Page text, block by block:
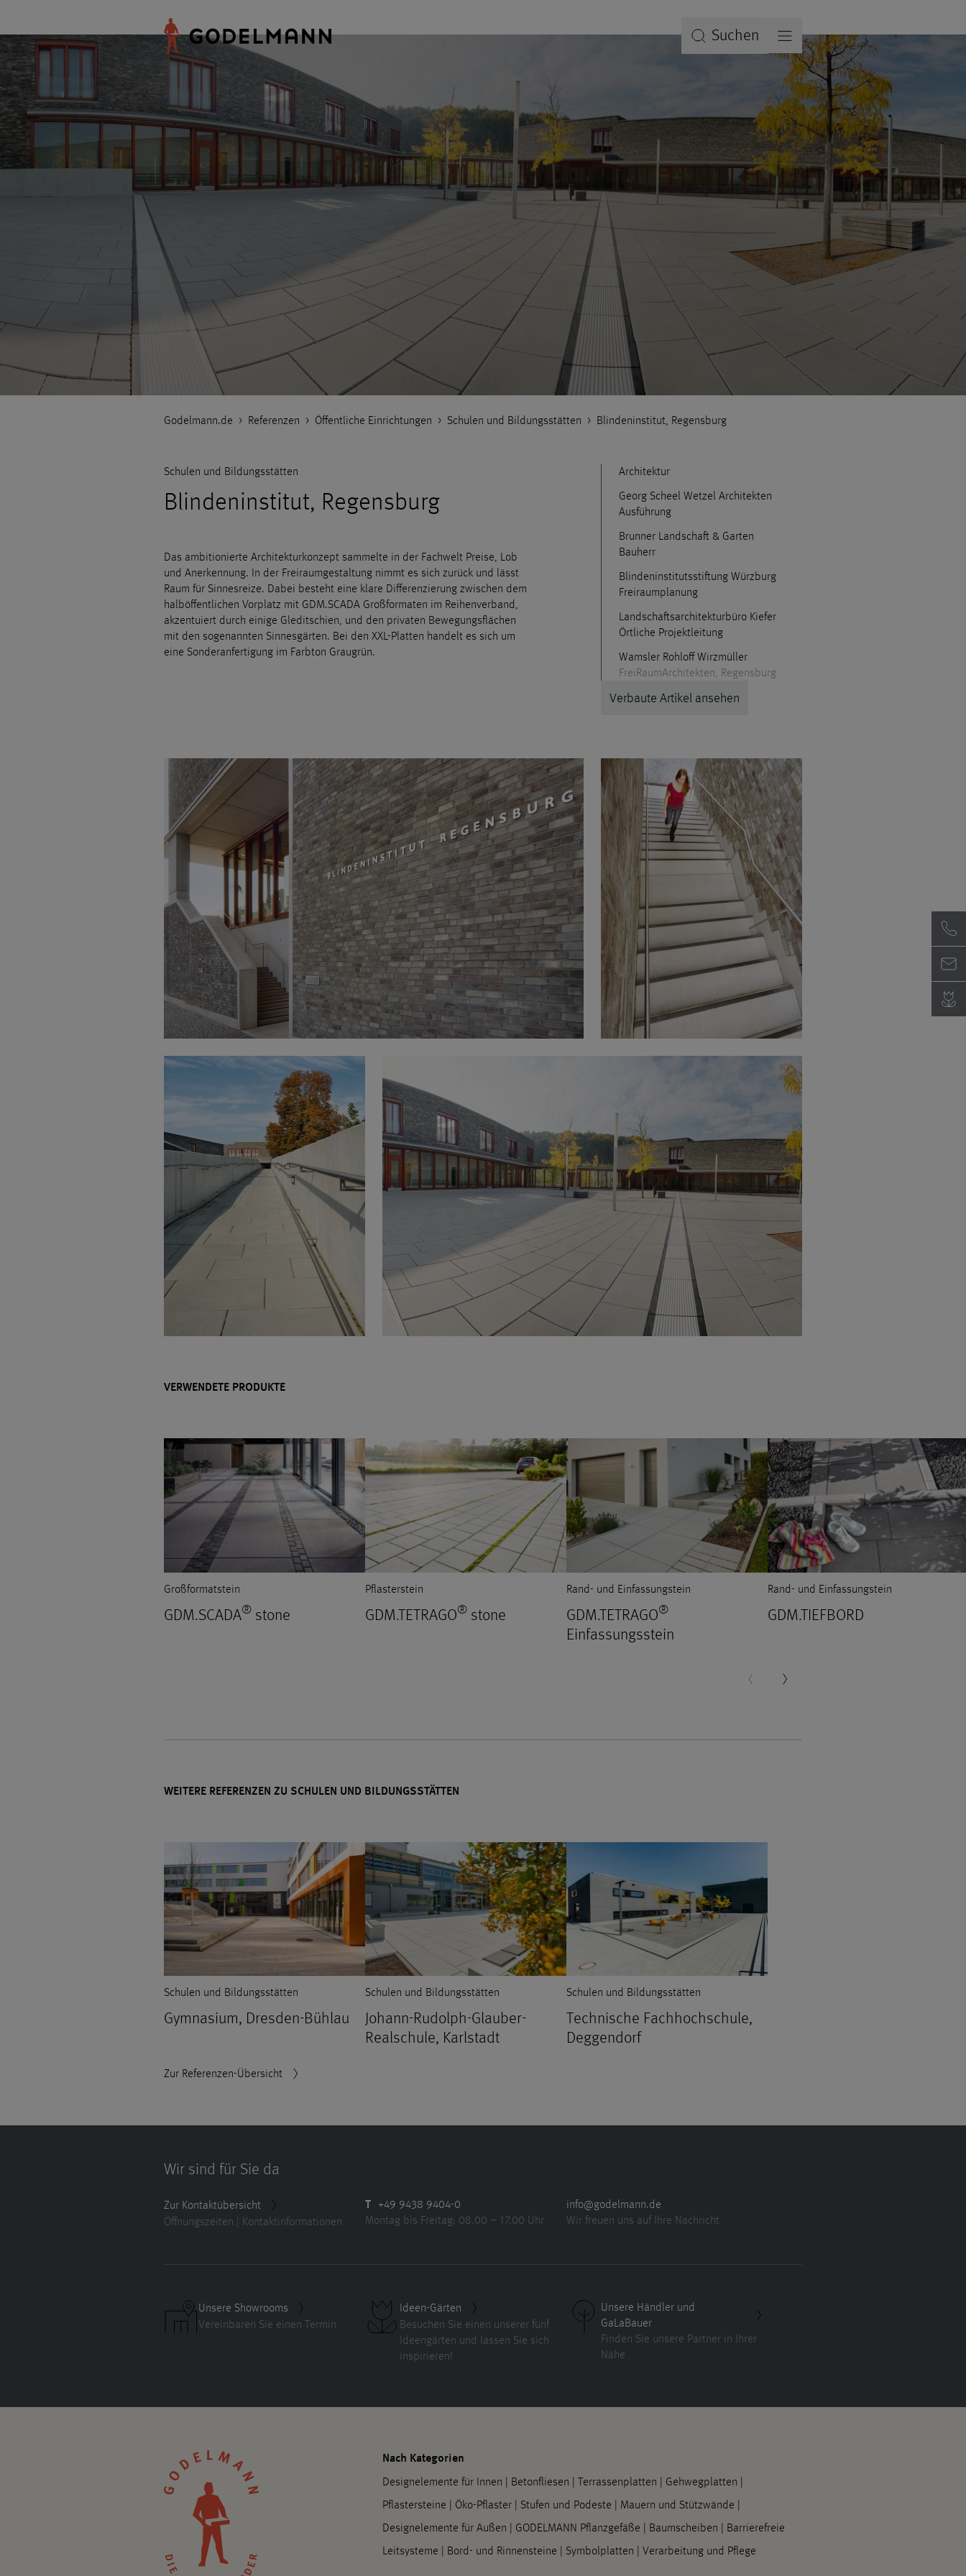
Suchen
Godelmann.de > Referenzen > Öffentliche Einrichtungen > Schulen und Bildungsstätten > Blindeninstitut, Regensburg
Schulen und Bildungsstätten
Blindeninstitut, Regensburg
Das ambitionierte Architekturkonzept sammelte in der Fachwelt Preise, Lob
und Anerkennung. In der Freiraumgestaltung nimmt es sich zurück und lässt
Raum für Sinnesreize. Dabei besteht eine klare Differenzierung zwischen dem
halböffentlichen Vorplatz mit GDM.SCADA Großformaten im Reihenverband,
akzentuiert durch einige Gleditschien, und den privaten Bewegungsflächen
mit den sogenannten Sinnesgärten. Bei den XXL-Platten handelt es sich um
eine Sonderanfertigung im Farbton Graugrün.
Architektur
Georg Scheel Wetzel Architekten
Ausführung
Brunner Landschaft & Garten
Bauherr
Blindeninstitutsstiftung Würzburg
Freiraumplanung
Landschaftsarchitekturbüro Kiefer
Örtliche Projektleitung
Wamsler Rohloff Wirzmüller
FreiRaumArchitekten, Regensburg
Verbaute Artikel ansehen
VERWENDETE PRODUKTE
Großformatstein
GDM.SCADA® stone
Pflasterstein
GDM.TETRAGO® stone
Rand- und Einfassungstein
GDM.TETRAGO®
Einfassungsstein
Rand- und Einfassungstein
GDM.TIEFBORD
WEITERE REFERENZEN ZU SCHULEN UND BILDUNGSSTÄTTEN
Schulen und Bildungsstätten
Gymnasium, Dresden-Bühlau
Schulen und Bildungsstätten
Johann-Rudolph-Glauber-
Realschule, Karlstadt
Schulen und Bildungsstätten
Technische Fachhochschule,
Deggendorf
Zur Referenzen-Übersicht
Wir sind für Sie da
Zur Kontaktübersicht
Öffnungszeiten | Kontaktinformationen
T +49 9438 9404-0
Montag bis Freitag: 08.00 – 17.00 Uhr
info@godelmann.de
Wir freuen uns auf Ihre Nachricht
Unsere Showrooms
Vereinbaren Sie einen Termin
Ideen-Gärten
Besuchen Sie einen unserer fünf
Ideengärten und lassen Sie sich
inspirieren!
Unsere Händler und
GaLaBauer
Finden Sie unsere Partner in Ihrer
Nähe
Nach Kategorien
Designelemente für Innen Betonfliesen Terrassenplatten Gehwegplatten
Pflastersteine
Öko-Pflaster Stufen und Podeste Mauern und Stützwände
Designelemente für Außen
GODELMANN Pflanzgefäße Baumscheiben
Barrierefreie
Leitsysteme
Bord- und Rinnensteine Symbolplatten Verarbeitung und Pflege